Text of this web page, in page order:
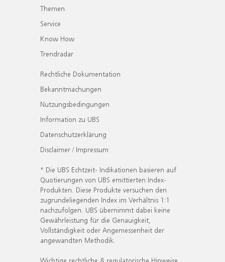
Themen
Service
Know How
Trendradar
Rechtliche Dokumentation
Bekanntmachungen
Nutzungsbedingungen
Information zu UBS
Datenschutzerklärung
Disclaimer / Impressum
* Die UBS Echtzeit- Indikationen basieren auf
Quotierungen von UBS emittierten Index-
Produkten. Diese Produkte versuchen den
zugrundeliegenden Index im Verhältnis 1:1
nachzufolgen. UBS übernimmt dabei keine
Gewährleistung für die Genauigkeit,
Vollständigkeit oder Angemessenheit der
angewandten Methodik.